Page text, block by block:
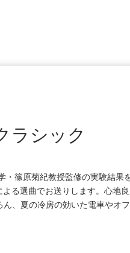
ラシック
篠原菊紀教授監修の実験結果
る選曲でお送りします。心地
、夏の冷房の効いた電車やオ